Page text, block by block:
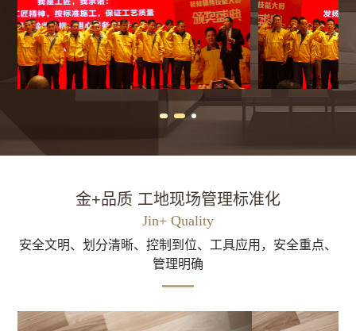
金+品质 工地现场管理标准化
Jin+ Quality
安全文明、划分清晰、控制到位、工具应用，安全重点、
管理明确